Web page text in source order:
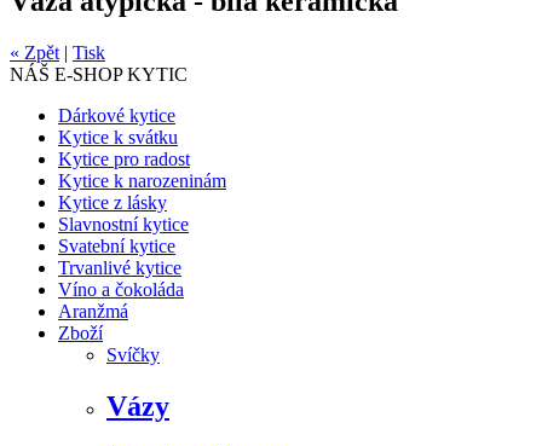
« Zpět | Tisk
NÁŠ E-SHOP KYTIC
Dárkové kytice
Kytice k svátku
Kytice pro radost
Kytice k narozeninám
Kytice z lásky
Slavnostní kytice
Svatební kytice
Trvanlivé kytice
Víno a čokoláda
Aranžmá
Zboží
Svíčky
Vázy